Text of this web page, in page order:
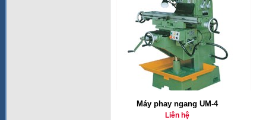
Máy phay ngang UM-4
Liên hệ